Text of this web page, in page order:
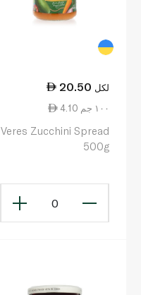
20.50 لكل
4.10 ١٠٠ جم
Veres Zucchini Spread
500g
0